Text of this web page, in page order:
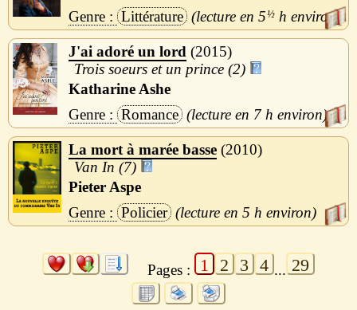
Littérature
5½ h
J'ai adoré un lord
2015
Trois soeurs et un prince (2)
Katharine Ashe
Romance
7 h
La mort à marée basse 2010
Van In (7)
Pieter Aspe
Policier
5 h
Pages : 1 2 3 4 ... 29